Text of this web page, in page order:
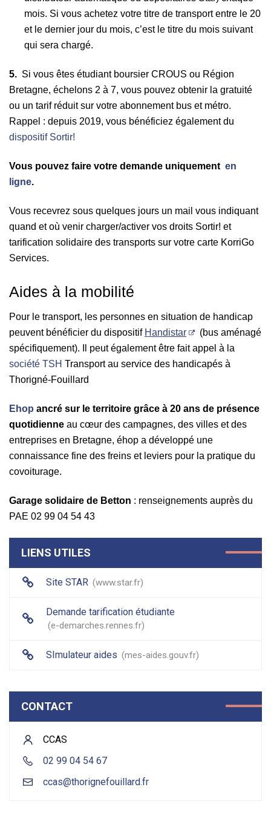
mois. Si vous achetez votre titre de transport entre le 20
et le dernier jour du mois, c’est le titre du mois suivant
qui sera chargé.
5. Si vous êtes étudiant boursier CROUS ou Région
Bretagne, échelons 2 à 7, vous pouvez obtenir la gratuité
ou un tarif réduit sur votre abonnement bus et métro.
Rappel : depuis 2019, vous bénéficiez également du
dispositif Sortir!
Vous pouvez faire votre demande uniquement en
ligne.
Vous recevrez sous quelques jours un mail vous indiquant
quand et où venir charger/activer vos droits Sortir! et
tarification solidaire des transports sur votre carte KorriGo
Services.
Aides à la mobilité
Pour le transport, les personnes en situation de handicap
peuvent bénéficier du dispositif Handistar
(bus aménagé
spécifiquement). Il peut également être fait appel à la
société TSH Transport au service des handicapés à
Thorigné-Fouillard
Ehop ancré sur le territoire grâce à 20 ans de présence
quotidienne au cœur des campagnes, des villes et des
entreprises en Bretagne, éhop a développé une
connaissance fine des freins et leviers pour la pratique du
covoiturage.
Garage solidaire de Betton : renseignements auprès du
PAE 02 99 04 54 43
LIENS UTILES
Site STAR www.star.fr
Demande tarification étudiante
e-demarches.rennes.fr
SImulateur aides mes-aides.gouv.fr
CONTACT
CCAS
02 99 04 54 67
ccas@thorignefouillard.fr